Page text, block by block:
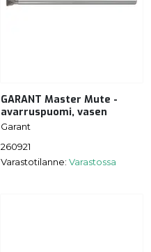
GARANT Master Mute -
avarruspuomi, vasen
Garant
260921
Varastotilanne: Varastossa